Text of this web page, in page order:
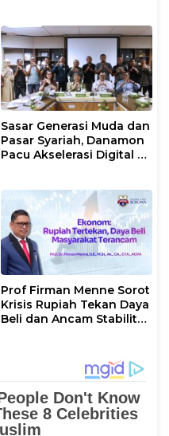
Sasar Generasi Muda dan
Pasar Syariah, Danamon
Pacu Akselerasi Digital di
Prof Firman Menne Sorot
Krisis Rupiah Tekan Daya
Beli dan Ancam Stabilitas